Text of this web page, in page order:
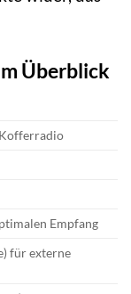
Überblick
Empfang
für externe